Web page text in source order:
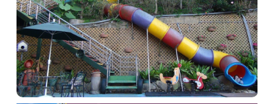
推薦景點
討論區